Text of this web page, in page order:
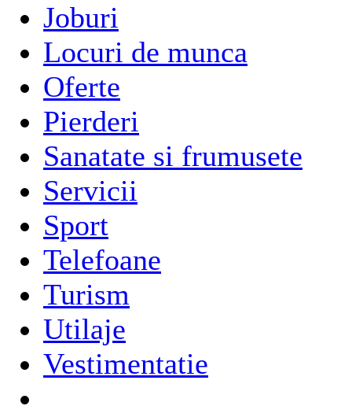
Joburi
Locuri de munca
Oferte
Pierderi
Sanatate si frumusete
Servicii
Sport
Telefoane
Turism
Utilaje
Vestimentatie